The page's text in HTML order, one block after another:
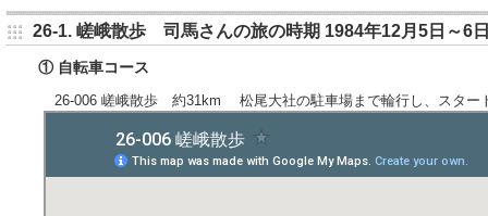
26-1. 嵯峨散歩 司馬さんの旅の時期 1984年12月5日～6
① 自転車コース
26-006 嵯峨散歩 約31km 松尾大社の駐車場まで輪行し、スター